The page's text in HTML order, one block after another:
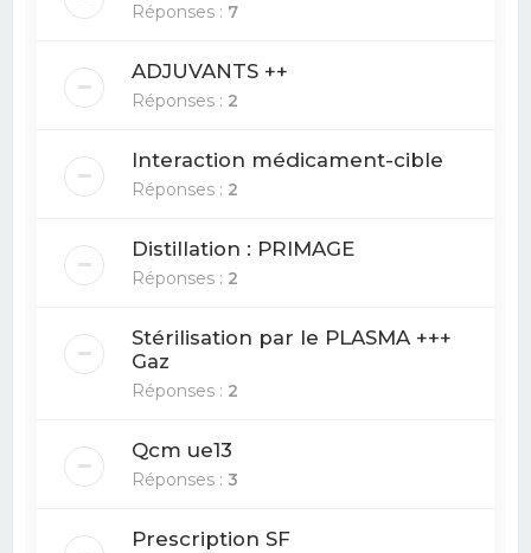
Réponses : 7
ADJUVANTS ++
Réponses : 2
Interaction médicament-cible
Réponses : 2
Distillation : PRIMAGE
Réponses : 2
Stérilisation par le PLASMA +++
Gaz
Réponses : 2
Qcm ue13
Réponses :3
Prescription SF